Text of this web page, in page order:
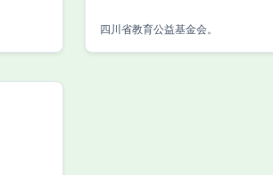
四川省教育公益基金会。